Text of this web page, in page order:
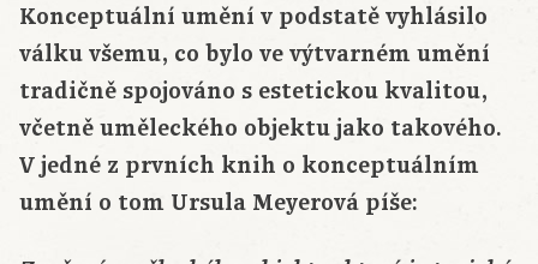
Konceptuální umění v podstatě vyhlásilo
válku všemu, co bylo ve výtvarném umění
tradičně spojováno s estetickou kvalitou,
včetně uměleckého objektu jako takového.
V jedné z prvních knih o konceptuálním
umění o tom Ursula Meyerová píše: